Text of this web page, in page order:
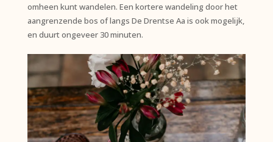
omheen kunt wandelen. Een kortere wandeling door het
aangrenzende bos of langs De Drentse Aa is ook mogelijk,
en duurt ongeveer 30 minuten.